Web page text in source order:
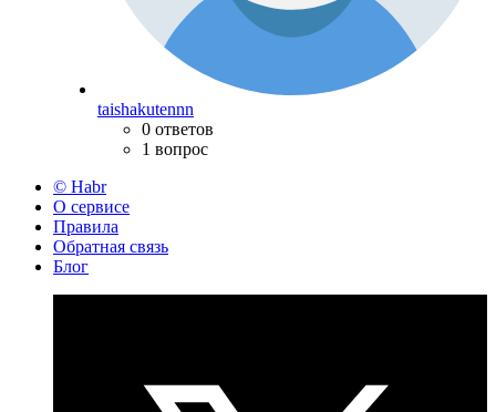
taishakutennn
0 ответов
1 вопрос
© Habr
О сервисе
Правила
Обратная связь
Блог